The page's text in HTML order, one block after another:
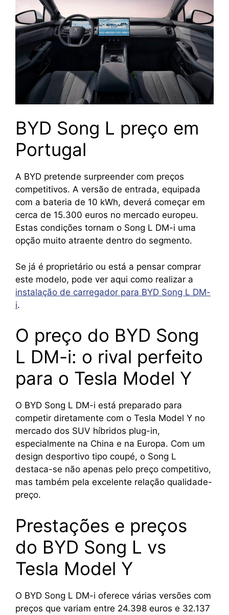
BYD Song L preço em
Portugal
A BYD pretende surpreender com preços
competitivos. A versão de entrada, equipada
com a bateria de 10 kWh, deverá começar em
cerca de 15.300 euros no mercado europeu.
Estas condições tornam o Song L DM-i uma
opção muito atraente dentro do segmento.
Se já é proprietário ou está a pensar comprar
este modelo, pode ver aqui como realizar a
instalação de carregador para BYD Song L DM-
i.
O preço do BYD Song
L DM-i: o rival perfeito
para o Tesla Model Y
O BYD Song L DM-i está preparado para
competir diretamente com o Tesla Model Y no
mercado dos SUV híbridos plug-in,
especialmente na China e na Europa. Com um
design desportivo tipo coupé, o Song L
destaca-se não apenas pelo preço competitivo,
mas também pela excelente relação qualidade-
preço.
Prestações e preços
do BYD Song L vs
Tesla Model Y
O BYD Song L DM-i oferece várias versões com
preços que variam entre 24.398 euros e 32.137